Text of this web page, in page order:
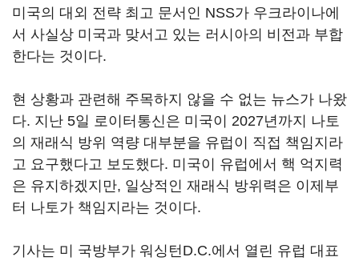
미국의 대외 전략 최고 문서인 NSS가 우크라이나에
서 사실상 미국과 맞서고 있는 러시아의 비전과 부합
한다는 것이다.
현 상황과 관련해 주목하지 않을 수 없는 뉴스가 나왔
다. 지난 5일 로이터통신은 미국이 2027년까지 나토
의 재래식 방위 역량 대부분을 유럽이 직접 책임지라
고 요구했다고 보도했다. 미국이 유럽에서 핵 억지력
은 유지하겠지만, 일상적인 재래식 방위력은 이제부
터 나토가 책임지라는 것이다.
기사는 미 국방부가 워싱턴D.C.에서 열린 유럽 대표